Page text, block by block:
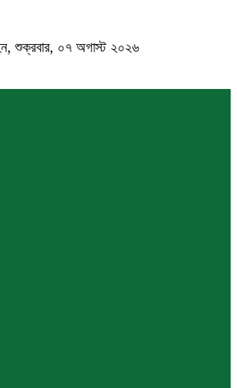
শুক্রবার, ০৭ অগাস্ট ২০২৬